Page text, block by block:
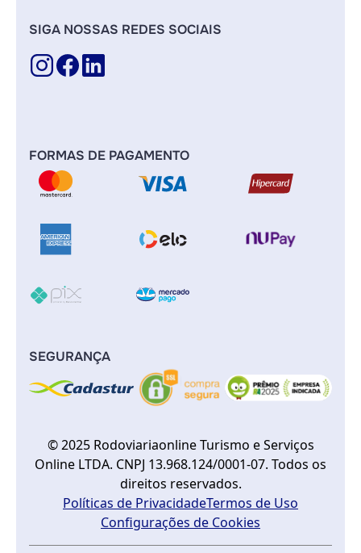
SIGA NOSSAS REDES SOCIAIS
FORMAS DE PAGAMENTO
SEGURANÇA
© 2025 Rodoviariaonline Turismo e Serviços
Online LTDA. CNPJ 13.968.124/0001-07. Todos os
direitos reservados.
Políticas de PrivacidadeTermos de Uso
Configurações de Cookies